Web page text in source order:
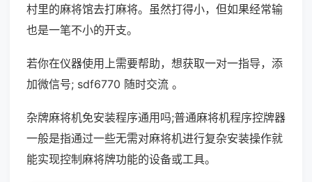
村里的麻将馆去打麻将。虽然打得小，但如果经常输
也是一笔不小的开支。
若你在仪器使用上需要帮助，想获取一对一指导，添
加微信号; sdf6770 随时交流 。
杂牌麻将机免安装程序通用吗;普通麻将机程序控牌器
一般是指通过一些无需对麻将机进行复杂安装操作就
能实现控制麻将牌功能的设备或工具。